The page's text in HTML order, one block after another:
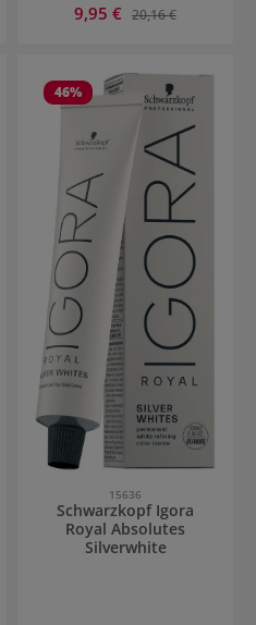
Verkaufspreis:
9,95 € Regulärer Preis:
20,16 €
46%
15636
Schwarzkopf Igora
Royal Absolutes
Silverwhite